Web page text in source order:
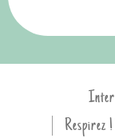
Respirez